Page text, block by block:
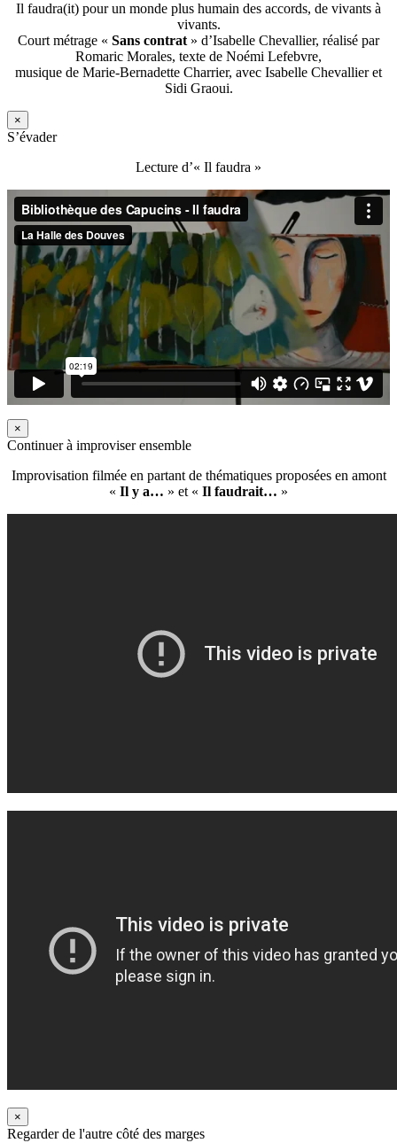
Il faudra(it) pour un monde plus humain des accords, de vivants à
vivants.
Court métrage « Sans contrat » d’Isabelle Chevallier, réalisé par
Romaric Morales, texte de Noémi Lefebvre,
musique de Marie-Bernadette Charrier, avec Isabelle Chevallier et
Sidi Graoui.
×
S’évader
Lecture d’« Il faudra »
×
Continuer à improviser ensemble
Improvisation filmée en partant de thématiques proposées en amont
« Il y a… » et « Il faudrait… »
×
Regarder de l'autre côté des marges